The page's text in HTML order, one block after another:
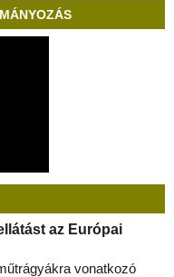
az Európai
vonatkozó